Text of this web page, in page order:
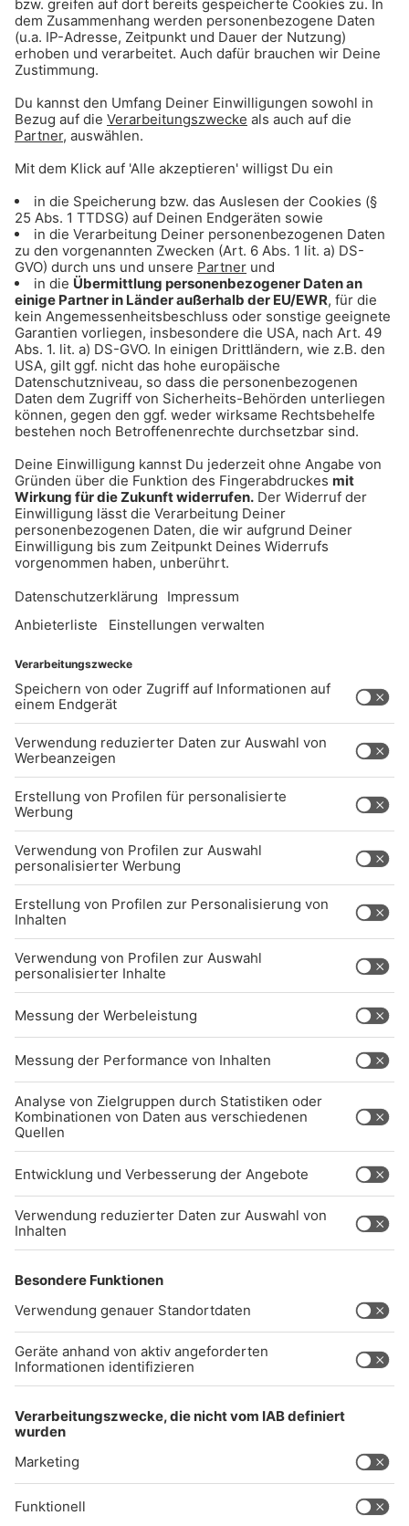
ANZEIGE - Sichere dir Tagestickets für
den Triassic Park auf der Steinplatte
ANZEIGE - Klaer Kosmetik - Naturnahe
Wirkkosmetik für empfindliche Haut
UNTERNEHMEN
Kontakt
Jobs
Sendeempfang
Über uns
BARRIEREFREIHEIT: WIR ARBEITEN DERZEIT
AKTIV DARAN, UNSERE WEBSITE
BARRIEREFREI ZU GESTALTEN - GEMÄSS D
EN ANFORDERUNGEN DES B
ARRIEREFREIHEITSSTÄRKUNGSGESETZES. W
ENN SIE AUF BARRIEREN STOSSEN ODER UN
NTAKTIEREN SIE UNS GERNE.
Studio-Hotline
(089) 38 38 38 38
info@radiogong.de
Impressum
Audiothek
Unexpected Application Error!